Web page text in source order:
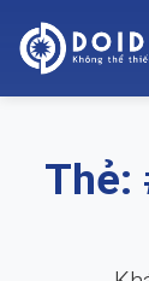
Thẻ: